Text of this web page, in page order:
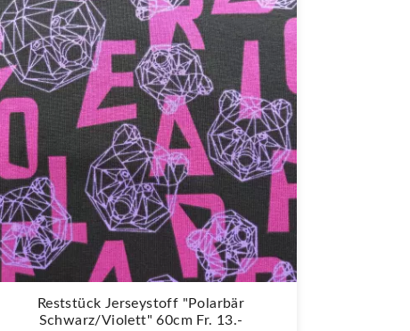
Reststück Jerseystoff "Polarbär
Schwarz/violett" 60cm Fr. 13.-